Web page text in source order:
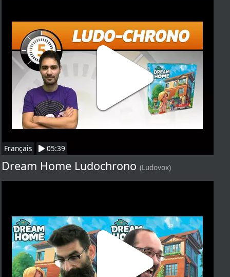
Français 05:39
Dream Home Ludochrono (Ludovox)